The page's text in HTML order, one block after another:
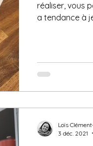
réaliser, vous
a tendance à
Loïs
3 déc. 2021